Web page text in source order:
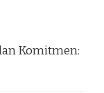
Komitmen: